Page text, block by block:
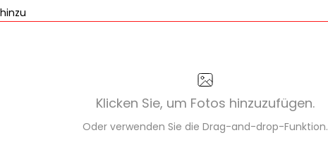
Klicken Sie, um Fotos hinzuzufügen.
Oder verwenden Sie die Drag-and-drop-Funktion.